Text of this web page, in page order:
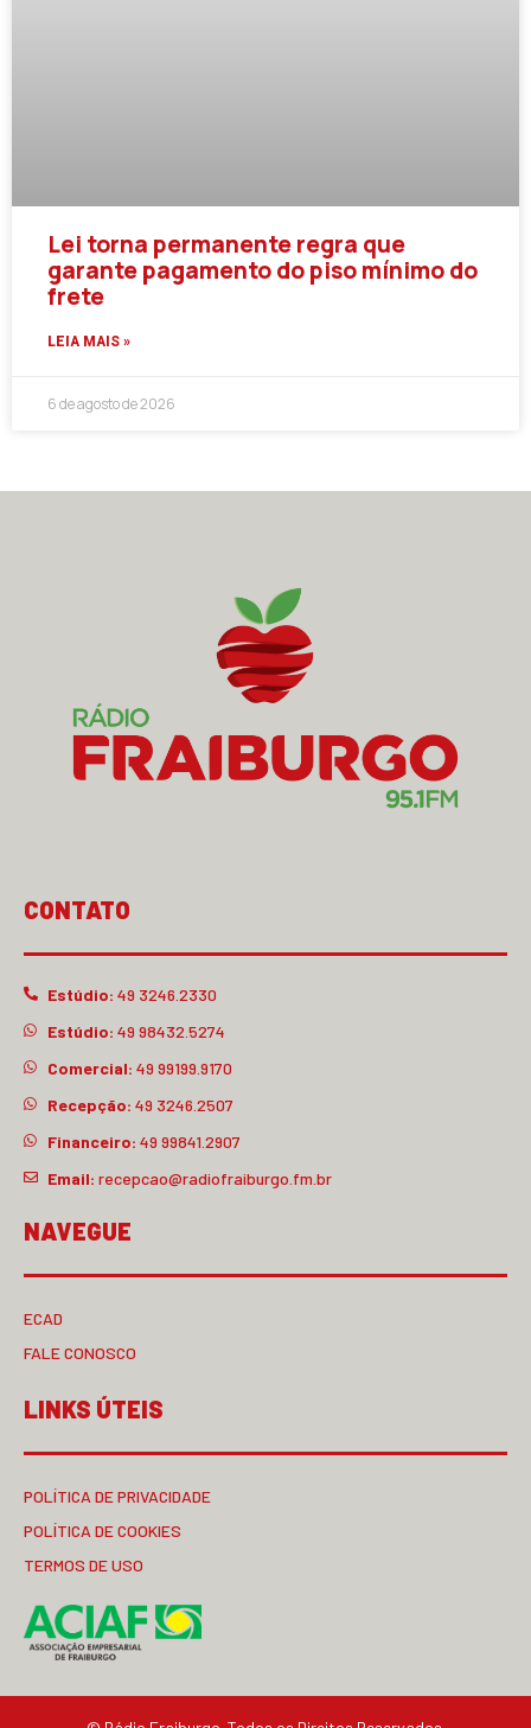
Lei torna permanente regra que
garante pagamento do piso mínimo do
frete
LEIA MAIS »
6 de agosto de 2026
CONTATO
Estúdio: 49 3246.2330
Estúdio: 49 98432.5274
Comercial: 49 99199.9170
Recepção: 49 3246.2507
Financeiro: 49 99841.2907
Email: recepcao@radiofraiburgo.fm.br
NAVEGUE
ECAD
FALE CONOSCO
LINKS ÚTEIS
POLÍTICA DE PRIVACIDADE
POLÍTICA DE COOKIES
TERMOS DE USO